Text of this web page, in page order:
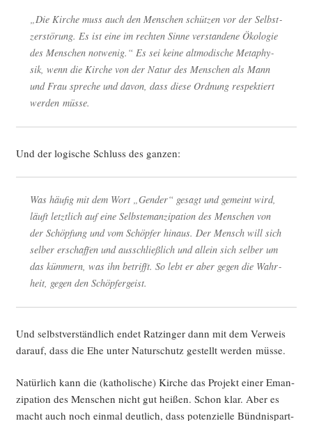
„Die Kir­che muss auch den Men­schen schüt­zen vor der Selbst­
zer­stö­rung. Es ist eine im rech­ten Sin­ne ver­stan­de­ne Öko­lo­gie
des Men­schen not­we­nig.“ Es sei kei­ne alt­mo­di­sche Meta­phy­
sik, wenn die Kir­che von der Natur des Men­schen als Mann
und Frau spre­che und davon, dass die­se Ord­nung respek­tiert
wer­den müsse.
Und der logi­sche Schluss des ganzen:
Was häu­fig mit dem Wort „Gen­der“ gesagt und gemeint wird,
läuft letzt­lich auf eine Selbst­eman­zi­pa­ti­on des Men­schen von
der Schöp­fung und vom Schöp­fer hin­aus. Der Mensch will sich
sel­ber erschaf­fen und aus­schließ­lich und allein sich sel­ber um
das küm­mern, was ihn betrifft. So lebt er aber gegen die Wahr­
heit, gegen den Schöpfergeist.
Und selbst­ver­ständ­lich endet Ratz­in­ger dann mit dem Ver­weis
dar­auf, dass die Ehe unter Natur­schutz gestellt wer­den müsse.
Natür­lich kann die (katho­li­sche) Kir­che das Pro­jekt einer Eman­
zi­pa­ti­on des Men­schen nicht gut hei­ßen. Schon klar. Aber es
macht auch noch ein­mal deut­lich, dass poten­zi­el­le Bünd­nis­part­